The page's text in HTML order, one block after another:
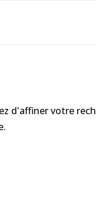
d'affiner votre